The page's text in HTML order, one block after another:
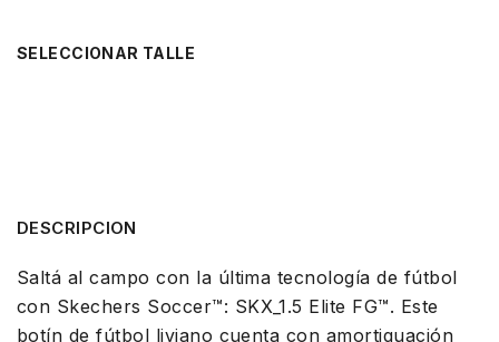
TALLE
DESCRIPCION
Saltá al campo con la última tecnología de fútbol
con Skechers Soccer™: SKX_1.5 Elite FG™. Este
botín de fútbol liviano cuenta con amortiguación